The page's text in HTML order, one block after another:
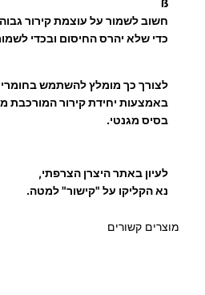
ß
חשוב לשמור על עוצמת קירור
כדי שלא יהרס החיסום ובכדי
לצורך כך מומלץ להשתמש בחומרי
באמצעות יחידת קירור המורכבת
בסיס מגנטי.
לעיון באתר היצרן הצרפתי,
נא הקליקו על "קישור" למטה.
מוצרים קשורים